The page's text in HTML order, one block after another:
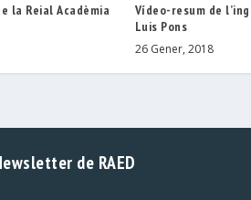
la Reial Acadèmia
Vídeo-resum de
Luis Pons
26 Gener, 2018
de RAED